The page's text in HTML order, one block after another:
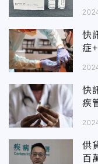
快
症
快
疾
供
百